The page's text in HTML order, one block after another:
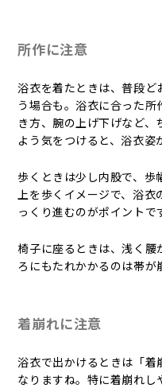
所作に注意
浴衣を着たときは、普段ど
う場合も。浴衣に合った
き方、腕の上げ下げなど、
よう気をつけると、浴衣姿
歩くときは少し内股で、歩
上を歩くイメージで、浴
っくり進むのがポイントで
椅子に座るときは、浅く腰
ろにもたれかかるのは帯が
着崩れに注意
浴衣で出かけるときは「着
なりますね。特に着崩れし